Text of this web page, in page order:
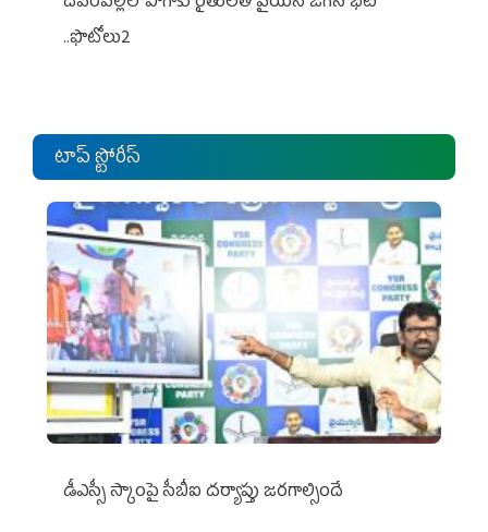
..ఫొటోలు2
టాప్ స్టోరీస్
డీఎస్సీ స్కాంపై సీబీఐ దర్యాప్తు జరగాల్సిందే